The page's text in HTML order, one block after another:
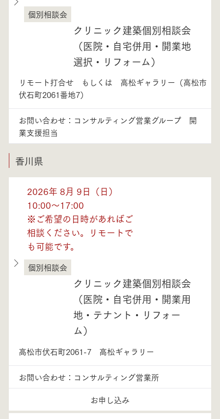
徳島県
個別相談会
クリニック建築個別相談会
（医院・自宅併用・開業地
選択・リフォーム）
リモート打合せ もしくは 高松ギャラリー（高松市
伏石町2061番地7）
お問い合わせ：コンサルティング営業グループ 開
業支援担当
香川県
2026年 8月 9日（日）
10:00～17:00
※ご希望の日時があればご
相談ください。リモートで
も可能です。
香川県
個別相談会
クリニック建築個別相談会
（医院・自宅併用・開業用
地・テナント・リフォー
ム）
高松市伏石町2061-7 高松ギャラリー
お問い合わせ：コンサルティング営業所
お申し込み